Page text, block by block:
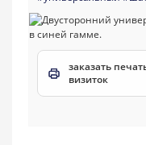
заказать
визиток